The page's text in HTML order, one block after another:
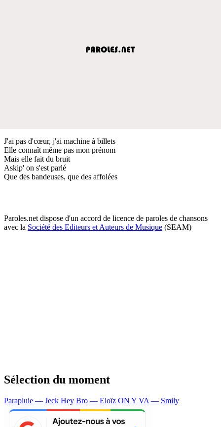
J'ai pas d'cœur, j'ai machine à billets
Elle connaît même pas mon prénom
Mais elle fait du bruit
Askip' on s'est parlé
Que des bandeuses, que des affolées
Paroles.net dispose d'un accord de licence de paroles de chansons
avec la Société des Editeurs et Auteurs de Musique (SEAM)
Sélection du moment
Parapluie — Jeck Hey Bro — Eloïz ON Y VA — Smily